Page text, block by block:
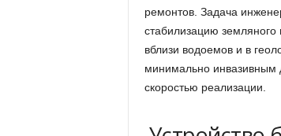
ремонтов. Задача
стабилизацию земляного
вблизи водоемов и в
минимально инвазивным
скоростью реализации.